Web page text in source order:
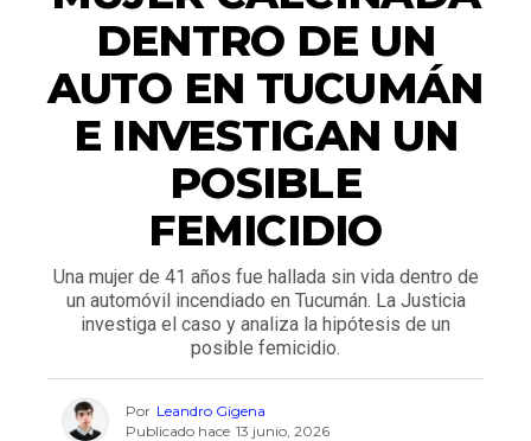
DENTRO DE UN
AUTO EN TUCUMÁN
E INVESTIGAN UN
POSIBLE
FEMICIDIO
Una mujer de 41 años fue hallada sin vida dentro de
un automóvil incendiado en Tucumán. La Justicia
investiga el caso y analiza la hipótesis de un
posible femicidio.
Por Leandro Gigena
Publicado hace 13 junio, 2026